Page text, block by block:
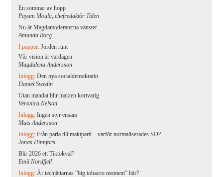
En sommar av hopp
Payam Moula, chefredaktör Tiden
Nu är Magdamoderaterna vänster
Amanda Borg
I papper:Jorden runt
Vår vision är vardagen
Magdalena Andersson
Inlogg:Den nya socialdemokratin
Daniel Swedin
Utan mandat blir makten kortvarig
Veronica Nelson
Inlogg:Ingen styr ensam
Mats Andersson
Inlogg:Från paria till maktparti – varför normaliserades SD?
Jonas Hinnfors
Blir 2026 ett Tiktokval?
Emil Nordfjell
Inlogg:Är techjättarnas ”big tobacco moment” här?